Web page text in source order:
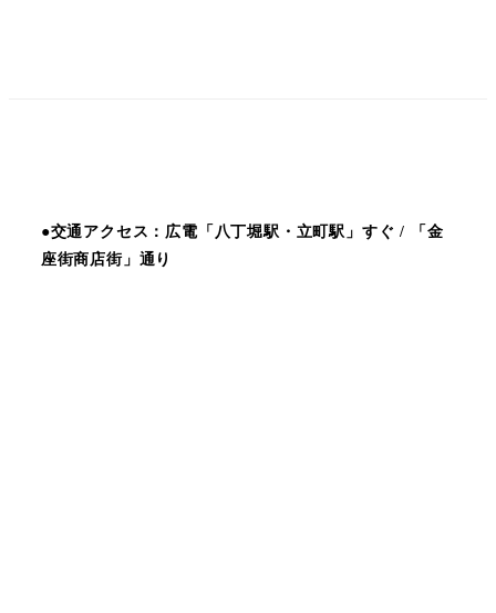
●交通アクセス：広電「八丁堀駅・立町駅」すぐ / 「金
座街商店街」通り